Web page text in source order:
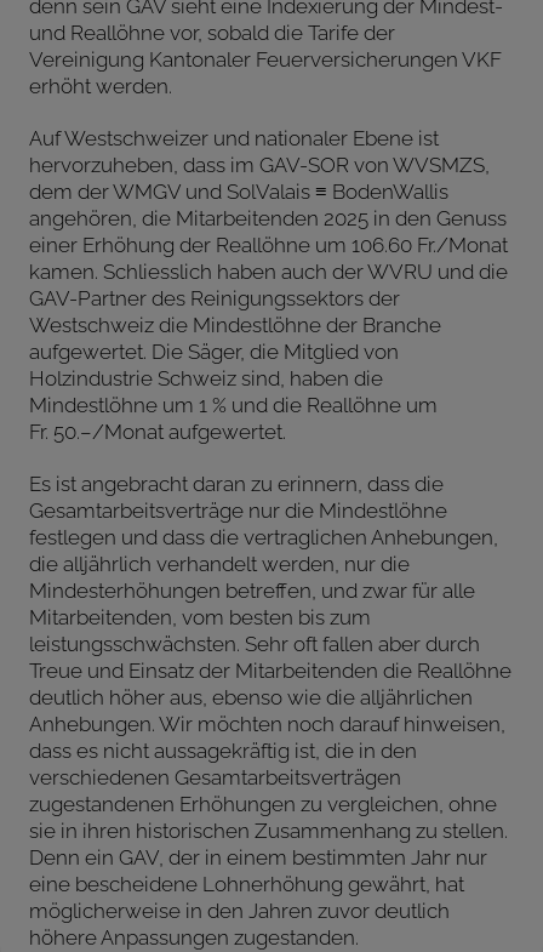
denn sein GAV sieht eine Indexierung der Mindest-
und Reallöhne vor, sobald die Tarife der
Vereinigung Kantonaler Feuerversicherungen VKF
erhöht werden.
Auf Westschweizer und nationaler Ebene ist
hervorzuheben, dass im GAV-SOR von WVSMZS,
dem der WMGV und SolValais ≡ BodenWallis
angehören, die Mitarbeitenden 2025 in den Genuss
einer Erhöhung der Reallöhne um 106.60 Fr./Monat
kamen. Schliesslich haben auch der WVRU und die
GAV-Partner des Reinigungssektors der
Westschweiz die Mindestlöhne der Branche
aufgewertet. Die Säger, die Mitglied von
Holzindustrie Schweiz sind, haben die
Mindestlöhne um 1 % und die Reallöhne um
Fr. 50.–/Monat aufgewertet.
Es ist angebracht daran zu erinnern, dass die
Gesamtarbeitsverträge nur die Mindestlöhne
festlegen und dass die vertraglichen Anhebungen,
die alljährlich verhandelt werden, nur die
Mindesterhöhungen betreffen, und zwar für alle
Mitarbeitenden, vom besten bis zum
leistungsschwächsten. Sehr oft fallen aber durch
Treue und Einsatz der Mitarbeitenden die Reallöhne
deutlich höher aus, ebenso wie die alljährlichen
Anhebungen. Wir möchten noch darauf hinweisen,
dass es nicht aussagekräftig ist, die in den
verschiedenen Gesamtarbeitsverträgen
zugestandenen Erhöhungen zu vergleichen, ohne
sie in ihren historischen Zusammenhang zu stellen.
Denn ein GAV, der in einem bestimmten Jahr nur
eine bescheidene Lohnerhöhung gewährt, hat
möglicherweise in den Jahren zuvor deutlich
höhere Anpassungen zugestanden.